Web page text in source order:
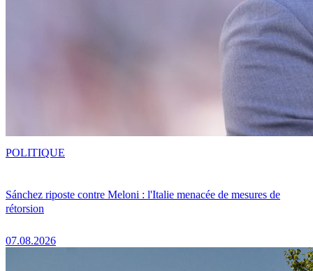
Sánchez riposte contre Meloni : l'Italie menacée de mesures de
rétorsion
07.08.2026
POLITIQUE